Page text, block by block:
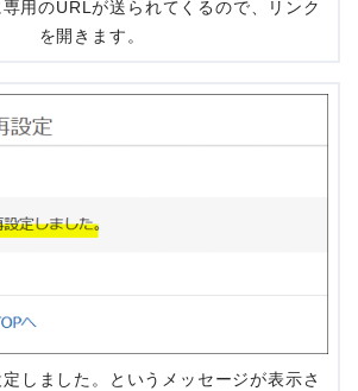
用のURLが送られてくるので、リンク
を開きます。
しました。というメッセージが表示さ